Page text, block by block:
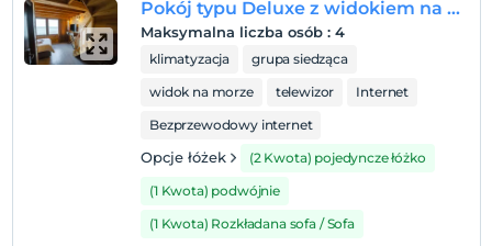
Pokój typu Deluxe z widokiem na morze i miasto – 105
Maksymalna liczba osób : 4
klimatyzacja
grupa siedząca
widok na morze
telewizor
Internet
Bezprzewodowy internet
Opcje łóżek
(2 Kwota) pojedyncze łóżko
(1 Kwota) podwójnie
(1 Kwota) Rozkładana sofa / Sofa